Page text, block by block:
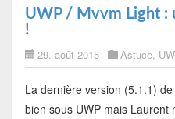
UWP / Mvvm Light :
!
29. août 2015 Astuce,
La dernière version (5.1.1)
bien sous UWP mais Laurent